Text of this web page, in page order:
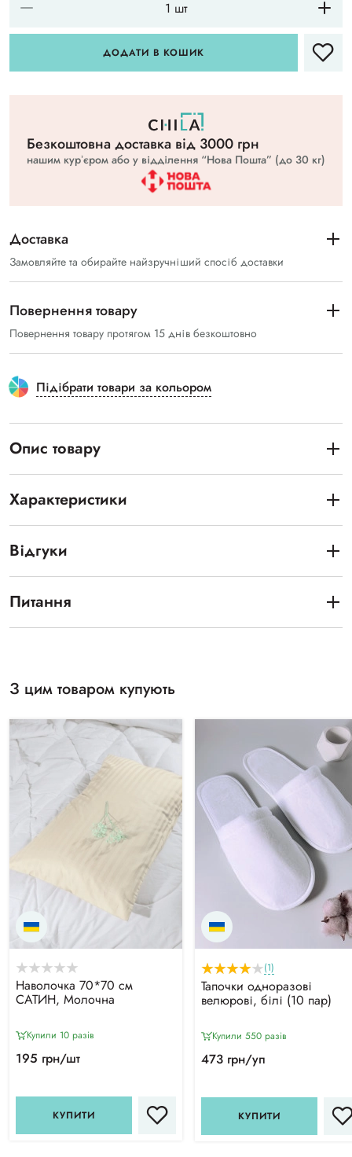
ДОДАТИ В КОШИК
Безкоштовна доставка вiд 3000 грн
нашим курʼєром або у відділення “Нова Пошта” (до 30 кг)
Доставка
Замовляйте та обирайте найзручніший спосіб доставки
Повернення товару
Повернення товару протягом 15 днів безкоштовно
Підібрати товари за кольором
Опис товару
Характеристики
Відгуки
Питання
З цим товаром купують
Наволочка 70*70 см
САТИН, Молочна
Купили 10 разiв
195 грн/шт
КУПИТИ
(1)
Тапочки одноразові
велюрові, білі (10 пар)
Купили 550 разiв
473 грн/уп
КУПИТИ